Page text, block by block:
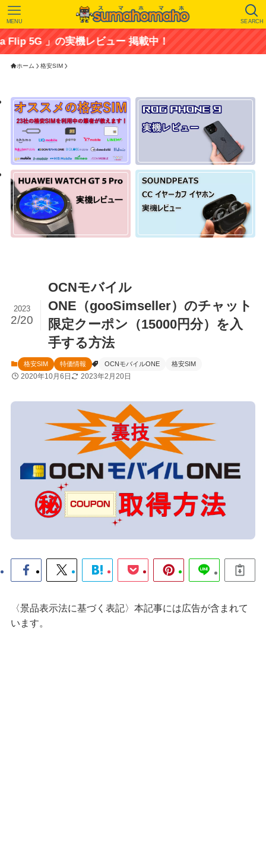
SEARCH
MENU
実機レビュー 掲載中！
ホーム 格安SIM
OCNモバイル
ONE（gooSimseller）のチャット
限定クーポン（15000円分）を入
手する方法
2023
2/20
格安SIM 特価情報 OCNモバイルONE 格安SIM
2020年10月6日 2023年2月20日
〈景品表示法に基づく表記〉本記事には広告が含まれて
います。